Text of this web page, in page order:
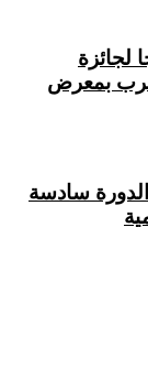
لجائزة
بمعرض
سادسة